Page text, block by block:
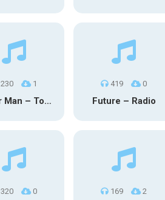
230 1
Flower Man – Toby Fox
419 0
Future – Radio
320 0 169 2